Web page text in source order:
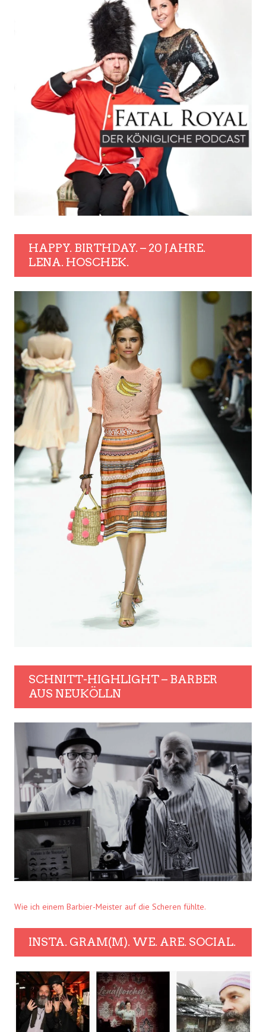
HAPPY. BIRTHDAY. – 20 JAHRE.
LENA. HOSCHEK.
SCHNITT-HIGHLIGHT – BARBER
AUS NEUKÖLLN
Wie ich einem Barbier-Meister auf die Scheren fühlte.
INSTA. GRAM(M). WE. ARE. SOCIAL.